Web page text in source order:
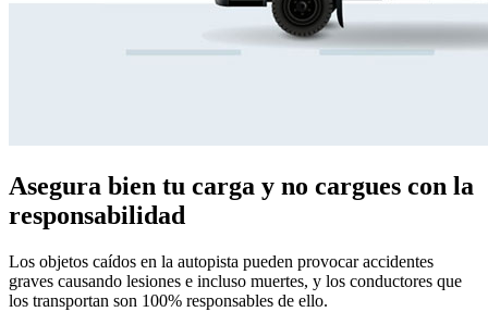
Asegura bien tu carga y no cargues con la
responsabilidad
Los objetos caídos en la autopista pueden provocar accidentes
graves causando lesiones e incluso muertes, y los conductores que
los transportan son 100% responsables de ello.